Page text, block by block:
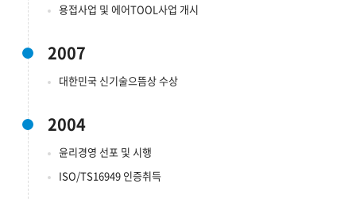
용접사업 및 에어TOOL사업 개시
2007
대한민국 신기술으뜸상 수상
2004
윤리경영 선포 및 시행
ISO/TS16949 인증취득